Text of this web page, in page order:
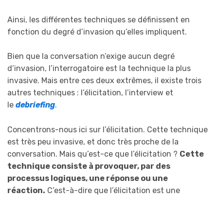
Ainsi, les différentes techniques se définissent en
fonction du degré d’invasion qu’elles impliquent.
Bien que la conversation n’exige aucun degré
d’invasion, l’interrogatoire est la technique la plus
invasive. Mais entre ces deux extrêmes, il existe trois
autres techniques : l’élicitation, l’interview et
le debriefing.
Concentrons-nous ici sur l’élicitation. Cette technique
est très peu invasive, et donc très proche de la
conversation. Mais qu’est-ce que l’élicitation ? Cette
technique consiste à provoquer, par des
processus logiques, une réponse ou une
réaction. C’est-à-dire que l’élicitation est une